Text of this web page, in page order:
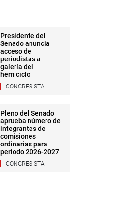
Presidente del
Senado anuncia
acceso de
periodistas a
galería del
hemiciclo
CONGRESISTA
Pleno del Senado
aprueba número de
integrantes de
comisiones
ordinarias para
periodo 2026-2027
CONGRESISTA